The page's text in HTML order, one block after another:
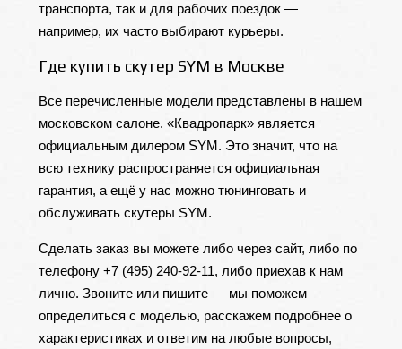
транспорта, так и для рабочих поездок —
например, их часто выбирают курьеры.
Где купить скутер SYM в Москве
Все перечисленные модели представлены в нашем
московском салоне. «Квадропарк» является
официальным дилером SYM. Это значит, что на
всю технику распространяется официальная
гарантия, а ещё у нас можно тюнинговать и
обслуживать скутеры SYM.
Сделать заказ вы можете либо через сайт, либо по
телефону +7 (495) 240-92-11, либо приехав к нам
лично. Звоните или пишите — мы поможем
определиться с моделью, расскажем подробнее о
характеристиках и ответим на любые вопросы,